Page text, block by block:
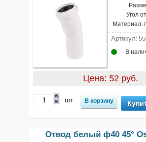
Угол
Материал:
Артикул:
В
Цена: 52 руб.
шт
Отвод белый ф40 45°